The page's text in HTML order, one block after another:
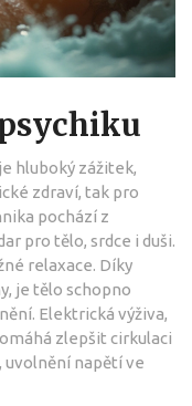
hluboký zážitek,
zdraví, tak pro
pochází z
pro tělo, srdce i duši.
relaxace. Díky
je tělo schopno
Elektrická výživa,
zlepšit cirkulaci
uvolnění napětí ve